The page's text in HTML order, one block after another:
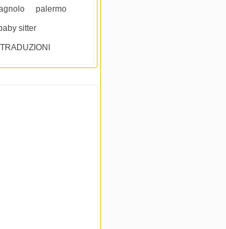
palermo
sitter
TRADUZIONI